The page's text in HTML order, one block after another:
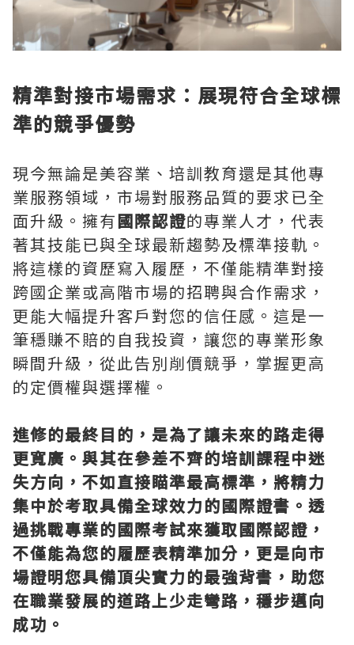
精準對接市場需求：展現符合全球標
準的競爭優勢
現今無論是美容業、培訓教育還是其他專
業服務領域，市場對服務品質的要求已全
面升級。擁有國際認證的專業人才，代表
著其技能已與全球最新趨勢及標準接軌。
將這樣的資歷寫入履歷，不僅能精準對接
跨國企業或高階市場的招聘與合作需求，
更能大幅提升客戶對您的信任感。這是一
筆穩賺不賠的自我投資，讓您的專業形象
瞬間升級，從此告別削價競爭，掌握更高
的定價權與選擇權。
進修的最終目的，是為了讓未來的路走得
更寬廣。與其在參差不齊的培訓課程中迷
失方向，不如直接瞄準最高標準，將精力
集中於考取具備全球效力的國際證書。透
過挑戰專業的國際考試來獲取國際認證，
不僅能為您的履歷表精準加分，更是向市
場證明您具備頂尖實力的最強背書，助您
在職業發展的道路上少走彎路，穩步邁向
成功。